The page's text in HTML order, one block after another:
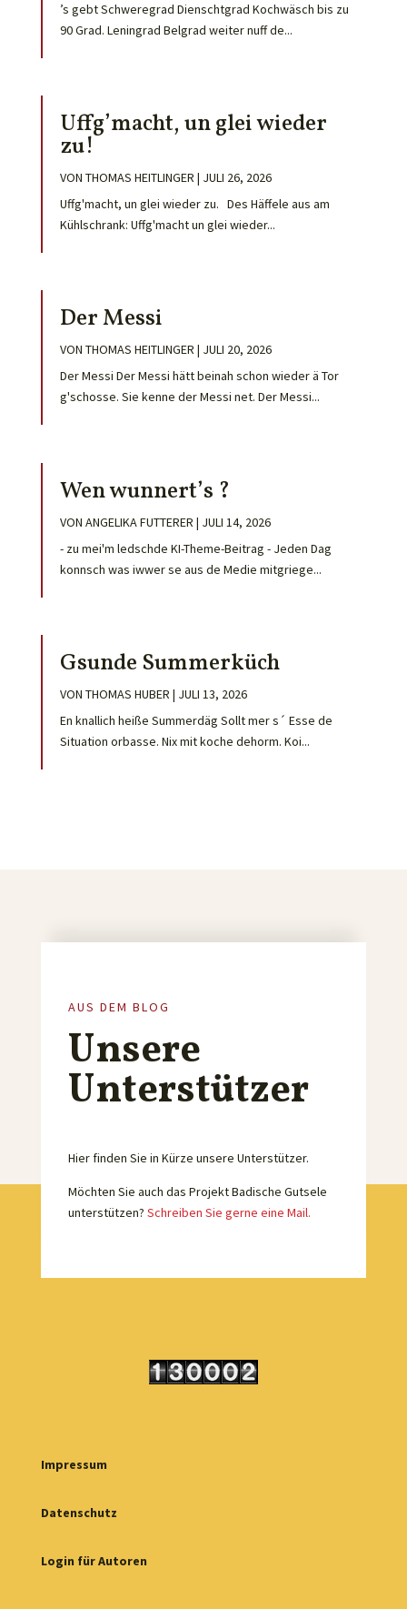
’s gebt Schweregrad Dienschtgrad Kochwäsch bis zu
90 Grad. Leningrad Belgrad weiter nuff de...
Uffg’macht, un glei wieder
zu!
VON THOMAS HEITLINGER | JULI 26, 2026
Uffg'macht, un glei wieder zu. Des Häffele aus am
Kühlschrank: Uffg'macht un glei wieder...
Der Messi
VON THOMAS HEITLINGER | JULI 20, 2026
Der Messi Der Messi hätt beinah schon wieder ä Tor
g'schosse. Sie kenne der Messi net. Der Messi...
Wen wunnert’s ?
VON ANGELIKA FUTTERER | JULI 14, 2026
- zu mei'm ledschde KI-Theme-Beitrag - Jeden Dag
konnsch was iwwer se aus de Medie mitgriege...
Gsunde Summerküch
VON THOMAS HUBER | JULI 13, 2026
En knallich heiße Summerdäg Sollt mer s´ Esse de
Situation orbasse. Nix mit koche dehorm. Koi...
AUS DEM BLOG
Unsere
Unterstützer
Hier finden Sie in Kürze unsere Unterstützer.
Möchten Sie auch das Projekt Badische Gutsele
unterstützen? Schreiben Sie gerne eine Mail.
Impressum
Datenschutz
Login für Autoren